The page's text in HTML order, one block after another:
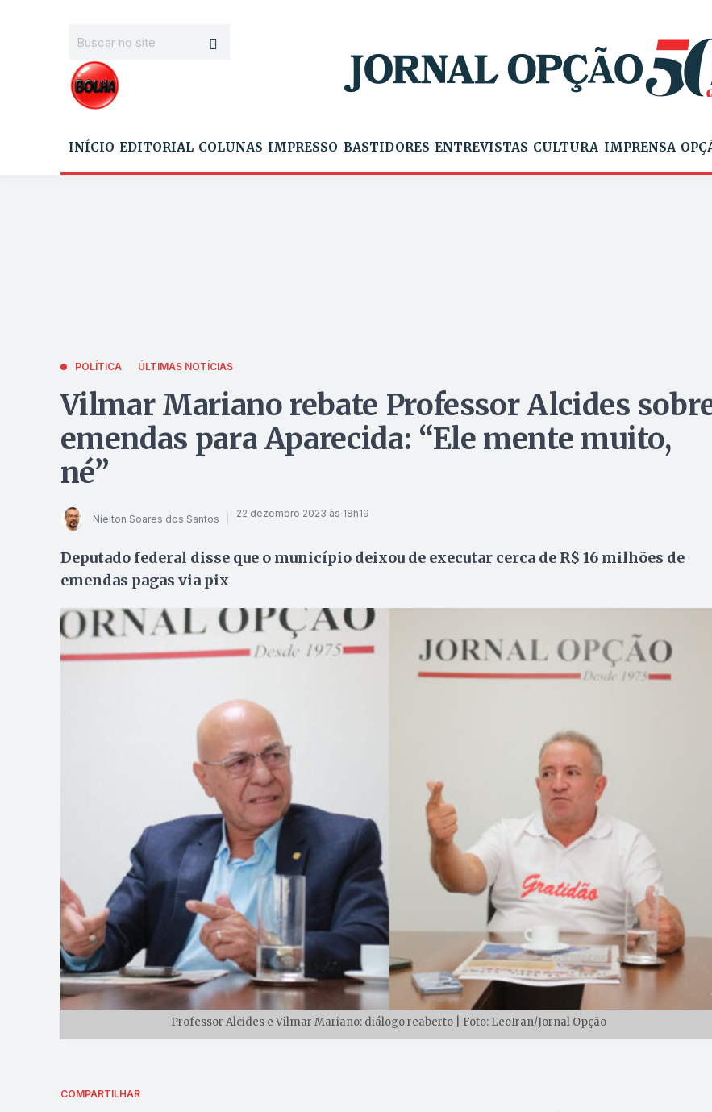
INÍCIO EDITORIAL COLUNAS IMPRESSO BASTIDORES ENTREVISTAS CULTURA IMPRENSA
POLÍTICA ÚLTIMAS NOTÍCIAS
Vilmar Mariano rebate Professor Alcides
emendas para Aparecida: “Ele mente muito,
né”
Nielton Soares dos Santos 22 dezembro 2023 às 18h19
Deputado federal disse que o município deixou de executar cerca de R$ 16 milhões de
emendas pagas via pix
Professor Alcides e Vilmar Mariano: diálogo reaberto | Foto: LeoIran/Jornal Opção
COMPARTILHAR